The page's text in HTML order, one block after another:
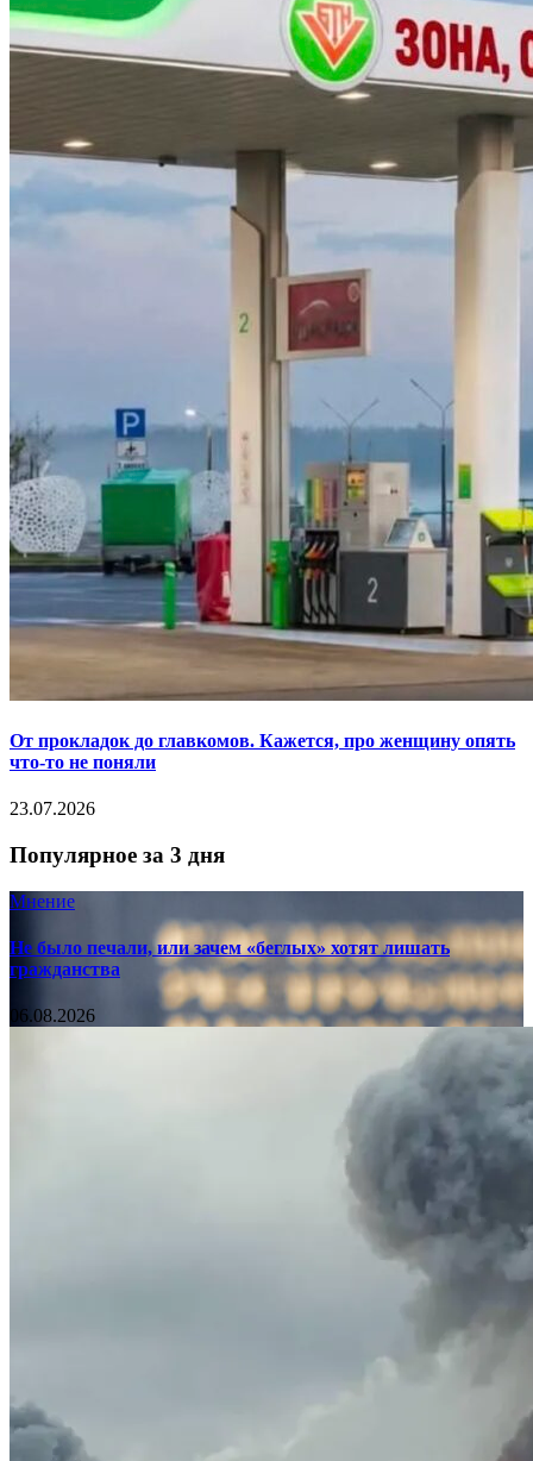
От прокладок до главкомов. Кажется, про женщину опять
что-то не поняли
23.07.2026
Популярное за 3 дня
Мнение
Не было печали, или зачем «беглых» хотят лишать
гражданства
06.08.2026